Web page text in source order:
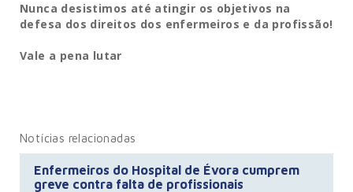
Nunca desistimos até atingir os objetivos na
defesa dos direitos dos enfermeiros e da profissão!
Vale a pena lutar
Notícias relacionadas
Enfermeiros do Hospital de Évora cumprem
greve contra falta de profissionais